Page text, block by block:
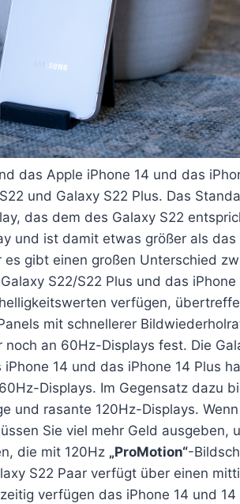
das Apple iPhone 14 und das
und Galaxy S22 Plus. Das
das dem des Galaxy S22
und ist damit etwas größer als
es gibt einen großen Unterschied
S22/S22 Plus und das
verfügen,
mit schnellerer
an 60Hz-Displays fest. Die
14 und das iPhone 14 Plus
Displays. Im Gegensatz dazu
und rasante 120Hz-Displays.
Sie viel mehr Geld ausgeben,
die mit 120Hz „ProMotion“-
S22 Paar verfügt über einen
verfügen das iPhone 14 und